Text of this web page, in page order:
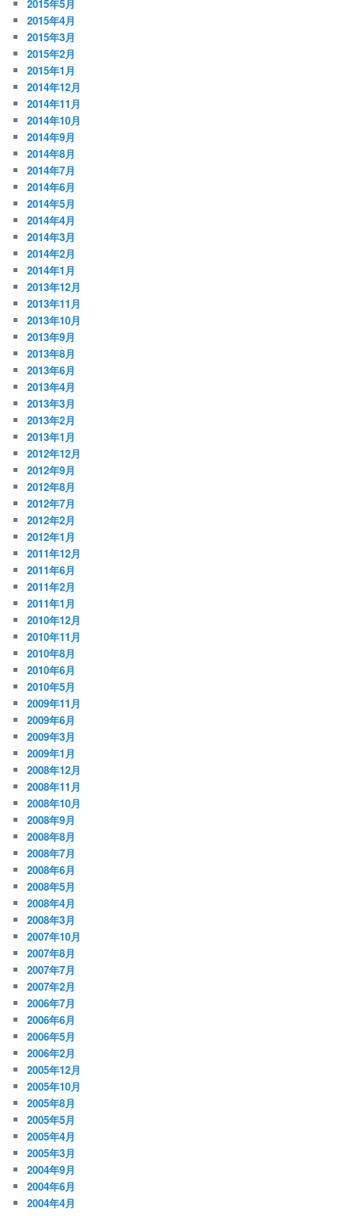
2015年5月
2015年4月
2015年3月
2015年2月
2015年1月
2014年12月
2014年11月
2014年10月
2014年9月
2014年8月
2014年7月
2014年6月
2014年5月
2014年4月
2014年3月
2014年2月
2014年1月
2013年12月
2013年11月
2013年10月
2013年9月
2013年8月
2013年6月
2013年4月
2013年3月
2013年2月
2013年1月
2012年12月
2012年9月
2012年8月
2012年7月
2012年2月
2012年1月
2011年12月
2011年6月
2011年2月
2011年1月
2010年12月
2010年11月
2010年8月
2010年6月
2010年5月
2009年11月
2009年6月
2009年3月
2009年1月
2008年12月
2008年11月
2008年10月
2008年9月
2008年8月
2008年7月
2008年6月
2008年5月
2008年4月
2008年3月
2007年10月
2007年8月
2007年7月
2007年2月
2006年7月
2006年6月
2006年5月
2006年2月
2005年12月
2005年10月
2005年8月
2005年5月
2005年4月
2005年3月
2004年9月
2004年6月
2004年4月